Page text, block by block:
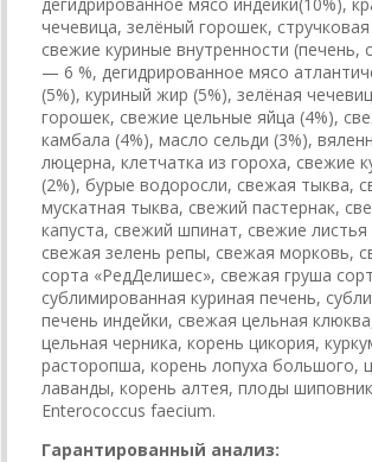
чечевица, зелёный горошек,
свежие куриные внутренности (печень,
— 6 %, дегидрированное мясо
(5%), куриный жир (5%), зелёная
горошек, свежие цельные яйца (4%),
камбала (4%), масло сельди (3%),
люцерна, клетчатка из гороха, свежие
(2%), бурые водоросли, свежая тыква,
мускатная тыква, свежий пастернак,
капуста, свежий шпинат, свежие листья
свежая зелень репы, свежая морковь,
сорта «РедДелишес», свежая груша
сублимированная куриная печень,
печень индейки, свежая цельная
цельная черника, корень цикория,
расторопша, корень лопуха большого,
лаванды, корень алтея, плоды
Enterococcus faecium.
Гарантированный анализ: